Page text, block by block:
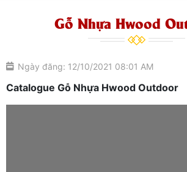
Gỗ Nhựa Hwood
Ngày đăng: 12/10/2021 08:01 AM
Catalogue Gỗ Nhựa Hwood Outdoor